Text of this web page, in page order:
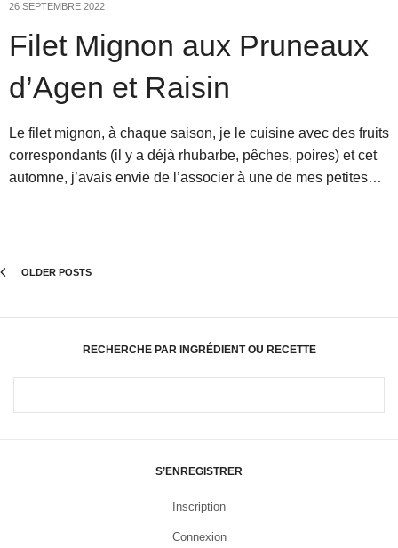
26 SEPTEMBRE 2022
Filet Mignon aux Pruneaux
d’Agen et Raisin
Le filet mignon, à chaque saison, je le cuisine avec des fruits
correspondants (il y a déjà rhubarbe, pêches, poires) et cet
automne, j’avais envie de l’associer à une de mes petites…
OLDER POSTS
RECHERCHE PAR INGRÉDIENT OU RECETTE
S’ENREGISTRER
Inscription
Connexion